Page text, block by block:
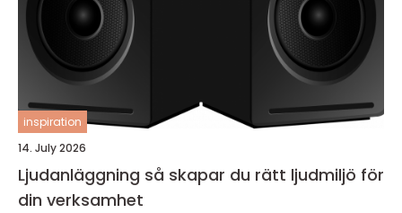
inspiration
14. July 2026
Ljudanläggning så skapar du rätt ljudmiljö för
din verksamhet